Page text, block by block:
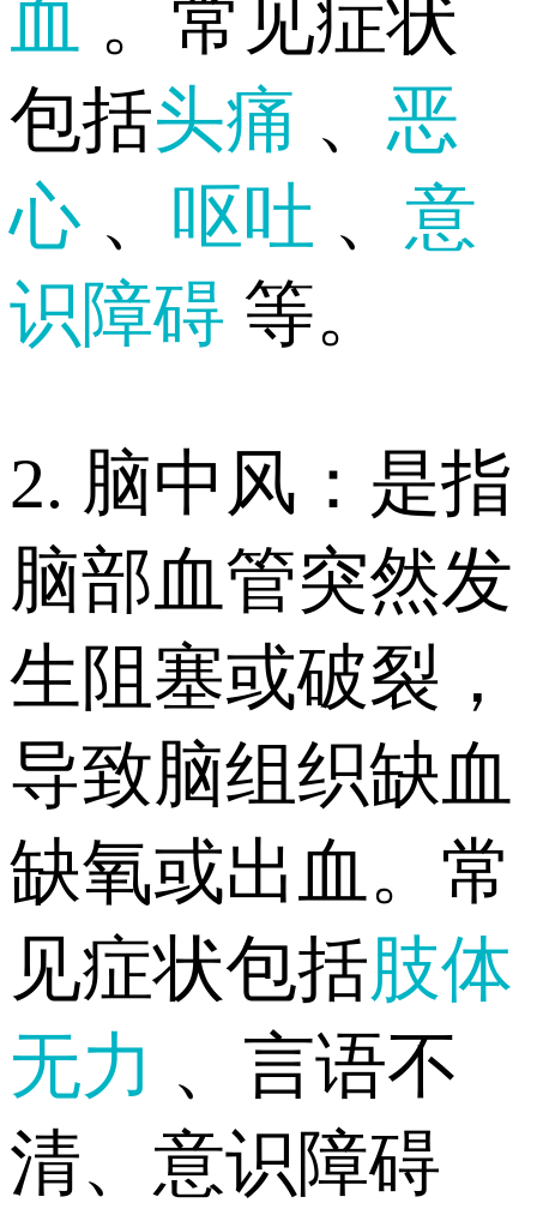
血 。常见症状
包括头痛 、 恶
心 、 呕吐 、 意
识障碍 等。
2. 脑中风：是指
脑部血管突然发
生阻塞或破裂，
导致脑组织缺血
缺氧或出血。常
见症状包括肢体
无力 、言语不
清、意识障碍